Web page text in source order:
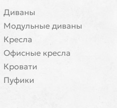
Диваны
Модульные диваны
Кресла
Офисные кресла
Кровати
Пуфики